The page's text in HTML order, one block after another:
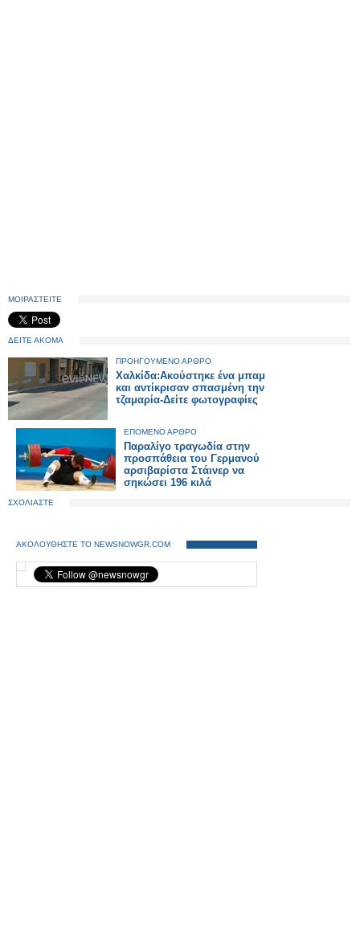
ΜΟΙΡΑΣΤΕΙΤΕ
ΔΕΙΤΕ ΑΚΟΜΑ
ΠΡΟΗΓΟΥΜΕΝΟ ΑΡΘΡΟ
Χαλκίδα:Ακούστηκε ένα μπαμ
και αντίκρισαν σπασμένη την
τζαμαρία-Δείτε φωτογραφίες
ΕΠΟΜΕΝΟ ΑΡΘΡΟ
Παραλίγο τραγωδία στην
προσπάθεια του Γερμανού
αρσιβαρίστα Στάινερ να
σηκώσει 196 κιλά
ΣΧΟΛΙΑΣΤΕ
ΑΚΟΛΟΥΘΗΣΤΕ ΤΟ NEWSNOWGR.COM